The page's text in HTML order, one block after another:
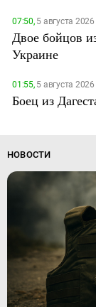
07:50,5 августа 2026
Двое бойцов
Украине
01:55,5 августа 2026
Боец из
НОВОСТИ